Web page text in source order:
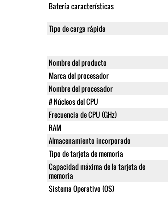
Batería características
Tipo de carga rápida
Nombre del producto
Marca del procesador
Nombre del procesador
# Núcleos del CPU
Frecuencia de CPU (GHz)
RAM
Almacenamiento incorporado
Tipo de tarjeta de memoria
Capacidad máxima de la tarjeta de
memoria
Sistema Operativo (OS)